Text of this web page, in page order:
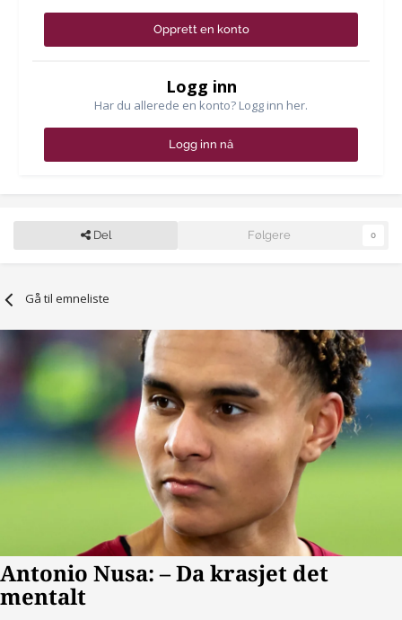
Opprett en konto
Logg inn
Har du allerede en konto? Logg inn her.
Logg inn nå
Del Følgere 0
Gå til emneliste